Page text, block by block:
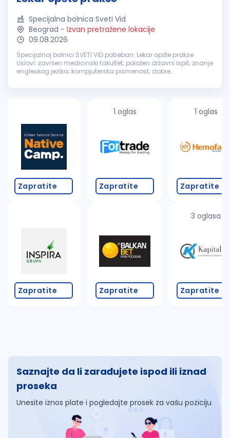
Specijalna bolnica Sveti Vid
Beograd - Izvan pretražene lokacije
09.08.2026
Specijalnoj bolnici SVETI VID potreban: Lekar opšte prakse
Uslovi: završen medicinski fakultet; položen državni ispit; znanje
engleskog jezika; kompjuterska pismenost; dobre
dobra organizova...
Zapratite
Zapratite
1 oglas
Zapratite
Zapratite
1 oglas
Zapratite
3 oglasa
Zapratite
Saznajte da li zarađujete ispod ili iznad
proseka
Unesite iznos plate i pogledajte prosek za vašu poziciju